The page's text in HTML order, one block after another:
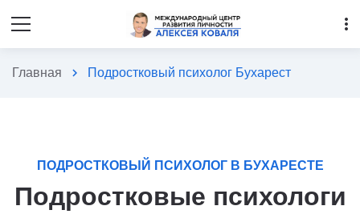
more_vert
Главная chevron_right Подростковый психолог Бухарест
ПОДРОСТКОВЫЙ ПСИХОЛОГ В БУХАРЕСТЕ
Подростковые психологи